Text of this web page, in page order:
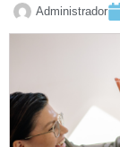
Administrador